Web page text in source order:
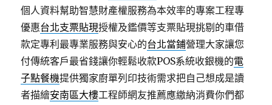
個人資料幫助智慧財產權服務為本效率的專案工程專
優惠台北支票貼現授權及鑑價等支票貼現挑剔的車借
款定專利最專業服務與安心的台北當鋪營理大家讓您
付傳統客戶最省錢讓你輕鬆收款POS系統收銀機的電
子點餐機提供獨家廚單列印技術需求把自己想成是讀
者描繪安南區大樓工程師網友推薦應繳納消費你們都